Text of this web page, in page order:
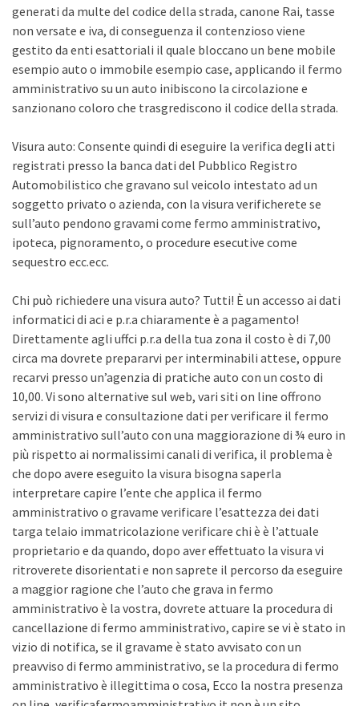
generati da multe del codice della strada, canone Rai, tasse
non versate e iva, di conseguenza il contenzioso viene
gestito da enti esattoriali il quale bloccano un bene mobile
esempio auto o immobile esempio case, applicando il fermo
amministrativo su un auto inibiscono la circolazione e
sanzionano coloro che trasgrediscono il codice della strada.
Visura auto: Consente quindi di eseguire la verifica degli atti
registrati presso la banca dati del Pubblico Registro
Automobilistico che gravano sul veicolo intestato ad un
soggetto privato o azienda, con la visura verificherete se
sull’auto pendono gravami come fermo amministrativo,
ipoteca, pignoramento, o procedure esecutive come
sequestro ecc.ecc.
Chi può richiedere una visura auto? Tutti! È un accesso ai dati
informatici di aci e p.r.a chiaramente è a pagamento!
Direttamente agli uffci p.r.a della tua zona il costo è di 7,00
circa ma dovrete prepararvi per interminabili attese, oppure
recarvi presso un’agenzia di pratiche auto con un costo di
10,00. Vi sono alternative sul web, vari siti on line offrono
servizi di visura e consultazione dati per verificare il fermo
amministrativo sull’auto con una maggiorazione di ¾ euro in
più rispetto ai normalissimi canali di verifica, il problema è
che dopo avere eseguito la visura bisogna saperla
interpretare capire l’ente che applica il fermo
amministrativo o gravame verificare l’esattezza dei dati
targa telaio immatricolazione verificare chi è è l’attuale
proprietario e da quando, dopo aver effettuato la visura vi
ritroverete disorientati e non saprete il percorso da eseguire
a maggior ragione che l’auto che grava in fermo
amministrativo è la vostra, dovrete attuare la procedura di
cancellazione di fermo amministrativo, capire se vi è stato in
vizio di notifica, se il gravame è stato avvisato con un
preavviso di fermo amministrativo, se la procedura di fermo
amministrativo è illegittima o cosa, Ecco la nostra presenza